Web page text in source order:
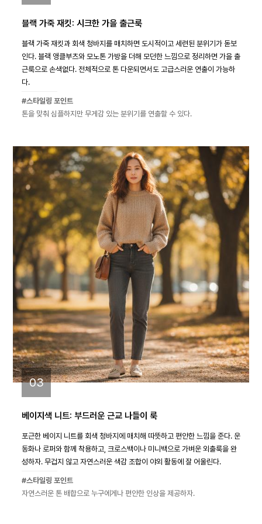
블랙 가죽 재킷: 시크한 가을 출근룩
블랙 가죽 재킷과 회색 청바지를 매치하면 도시적이고 세련된 분위기가 돋보
인다. 블랙 앵클부츠와 모노톤 가방을 더해 모던한 느낌으로 정리하면 가을 출
근룩으로 손색없다. 전체적으로 톤 다운되면서도 고급스러운 연출이 가능하
다.
#스타일링 포인트
톤을 맞춰 심플하지만 무게감 있는 분위기를 연출할 수 있다.
03
베이지색 니트: 부드러운 근교 나들이 룩
포근한 베이지 니트를 회색 청바지에 매치해 따뜻하고 편안한 느낌을 준다. 운
동화나 로퍼와 함께 착용하고, 크로스백이나 미니백으로 가벼운 외출룩을 완
성하자. 무겁지 않고 자연스러운 색감 조합이 야외 활동에 잘 어울린다.
#스타일링 포인트
자연스러운 톤 배합으로 누구에게나 편안한 인상을 제공하자.